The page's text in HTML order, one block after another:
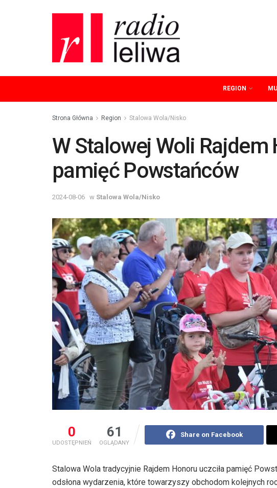
REGION
Strona Główna Region Stalowa Wola/Nisko
W Stalowej Woli
pamięć Powstańców
2024-08-06 w Stalowa Wola/Nisko
0
UDOSTĘPNIEŃ
61
OGLĄDANY
Share on Facebook
Stalowa Wola tradycyjnie Rajdem Honoru uczciła pamięć
odsłona wydarzenia, które towarzyszy obchodom kolejnych